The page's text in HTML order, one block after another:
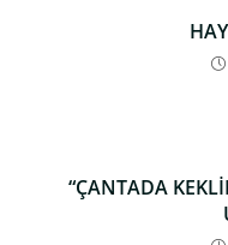
“ÇANTADA